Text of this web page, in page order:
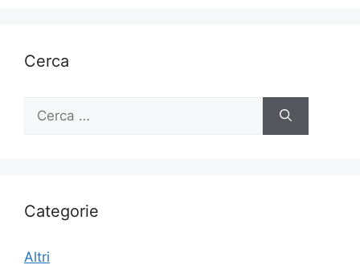
Cerca
Ricerca
Categorie
Altri